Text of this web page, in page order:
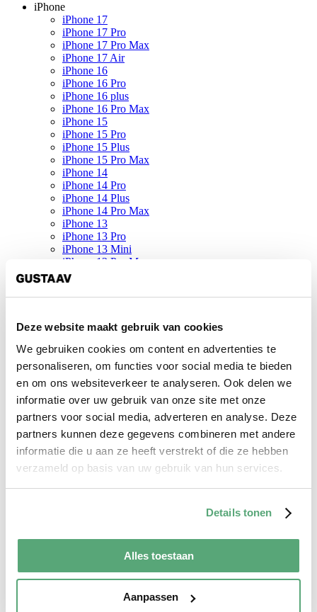
Deze website maakt gebruik van cookies
We gebruiken cookies om content en advertenties te
personaliseren, om functies voor social media te bieden
en om ons websiteverkeer te analyseren. Ook delen we
informatie over uw gebruik van onze site met onze
partners voor social media, adverteren en analyse. Deze
partners kunnen deze gegevens combineren met andere
informatie die u aan ze heeft verstrekt of die ze hebben
verzameld op basis van uw gebruik van hun services.
Details tonen
Alles toestaan
Aanpassen
iPhone
iPhone 17
iPhone 17 Pro
iPhone 17 Pro Max
iPhone 17 Air
iPhone 16
iPhone 16 Pro
iPhone 16 plus
iPhone 16 Pro Max
iPhone 15
iPhone 15 Pro
iPhone 15 Plus
iPhone 15 Pro Max
iPhone 14
iPhone 14 Pro
iPhone 14 Plus
iPhone 14 Pro Max
iPhone 13
iPhone 13 Pro
iPhone 13 Mini
iPhone 13 Pro Max
iPhone SE (2022)
iPhone 12 Pro
iPhone 12 Pro Max
iPhone 11 Pro
iPhone SE (2020)
iPhone Xr
iPhone Xs
iPhone X
iPhone 8
Screenprotector
iPhone 17
iPhone 17 Pro
iPhone 17 Pro Max
iPhone 16
iPhone 15
iPhone 15 Pro
iPhone 15 Pro Max